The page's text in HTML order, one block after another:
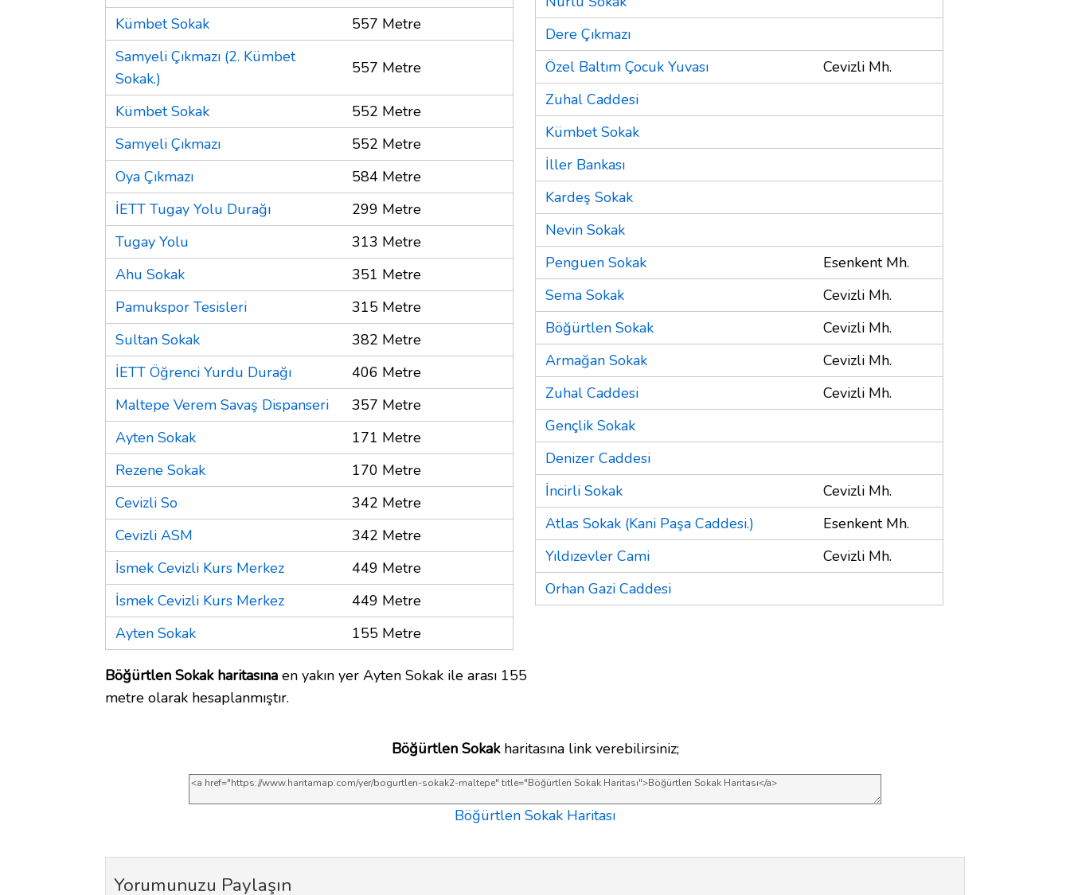
Kümbet Sokak
557 Metre
Samyeli Çıkmazı (2. Kümbet
Sokak.)
557 Metre
Kümbet Sokak
552 Metre
Samyeli Çıkmazı
552 Metre
Oya Çıkmazı
584 Metre
İETT Tugay Yolu Durağı
299 Metre
Tugay Yolu
313 Metre
Ahu Sokak
351 Metre
Pamukspor Tesisleri
315 Metre
Sultan Sokak
382 Metre
İETT Öğrenci Yurdu Durağı
406 Metre
Maltepe Verem Savaş Dispanseri
357 Metre
Ayten Sokak
171 Metre
Rezene Sokak
170 Metre
Cevizli So
342 Metre
Cevizli ASM
342 Metre
İsmek Cevizli Kurs Merkez
449 Metre
İsmek Cevizli Kurs Merkez
449 Metre
Ayten Sokak
155 Metre
Böğürtlen Sokak haritasına en yakın yer Ayten Sokak ile arası 155
metre olarak hesaplanmıştır.
Dere Çıkmazı
Özel Baltım Çocuk Yuvası
Cevizli Mh.
Zuhal Caddesi
Kümbet Sokak
İller Bankası
Kardeş Sokak
Nevin Sokak
Penguen Sokak
Esenkent Mh.
Sema Sokak
Cevizli Mh.
Böğürtlen Sokak
Cevizli Mh.
Armağan Sokak
Cevizli Mh.
Zuhal Caddesi
Cevizli Mh.
Gençlik Sokak
Denizer Caddesi
İncirli Sokak
Cevizli Mh.
Atlas Sokak (Kani Paşa Caddesi.)
Esenkent Mh.
Yıldızevler Cami
Cevizli Mh.
Orhan Gazi Caddesi
Böğürtlen Sokakharitasına link verebilirsiniz;
Böğürtlen Sokak Haritası
Yorumunuzu Paylaşın